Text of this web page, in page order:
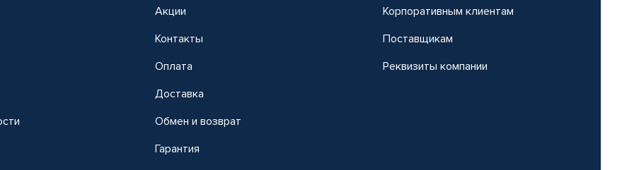
Акции
Контакты
Оплата
Доставка
Обмен и возврат
Гарантия
Корпоративным клиентам
Поставщикам
Реквизиты компании